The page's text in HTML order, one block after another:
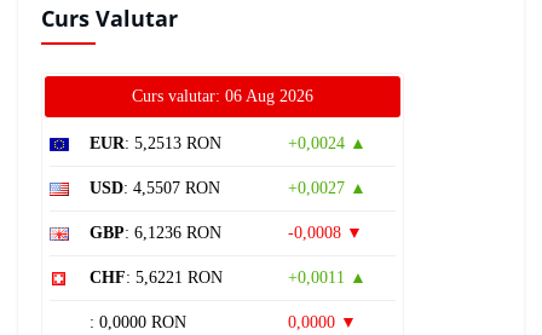
Curs Valutar
Curs valutar: 06 Aug 2026
EUR: 5,2513 RON +0,0024 ▲
USD: 4,5507 RON +0,0027 ▲
GBP: 6,1236 RON -0,0008 ▼
CHF: 5,6221 RON +0,0011 ▲
: 0,0000 RON 0,0000 ▼